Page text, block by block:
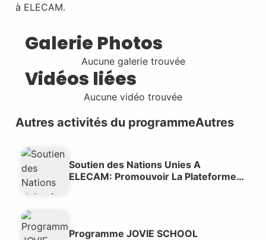
à ELECAM.
Galerie Photos
Aucune galerie trouvée
Vidéos liées
Aucune vidéo trouvée
Autres activités du programmeAutres
Soutien des Nations Unies A
ELECAM: Promouvoir La Plateforme
Programme JOVIE SCHOOL